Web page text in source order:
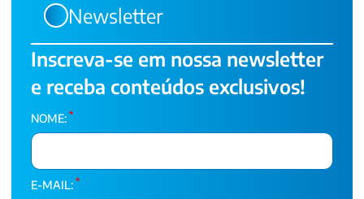
Newsletter
Inscreva-se em nossa newsletter
e receba conteúdos exclusivos!
NOME: *
E-MAIL: *